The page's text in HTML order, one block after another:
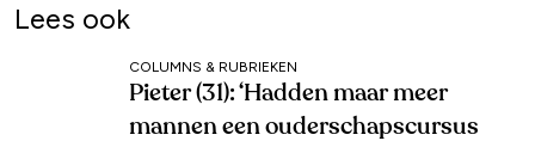
Lees ook
COLUMNS & RUBRIEKEN
Pieter (31): ‘Hadden maar meer
mannen een ouderschapscursus